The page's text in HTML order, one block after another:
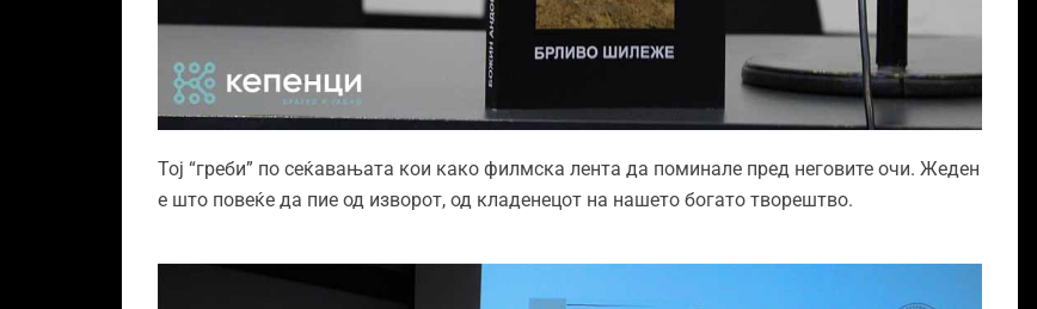
Тој “греби” по сеќавањата кои како филмска лента да поминале пред неговите очи. Жеден
е што повеќе да пие од изворот, од кладенецот на нашето богато творештво.